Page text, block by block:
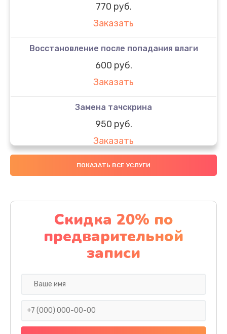
770 руб.
Заказать
Восстановление после попадания влаги
600 руб.
Заказать
Замена тачскрина
950 руб.
Заказать
Замена динамиков
Заказать
Замена стекла
990 руб.
Заказать
Замена задней камеры
ПОКАЗАТЬ ВСЕ УСЛУГИ
Скидка 20% по
предварительной
записи